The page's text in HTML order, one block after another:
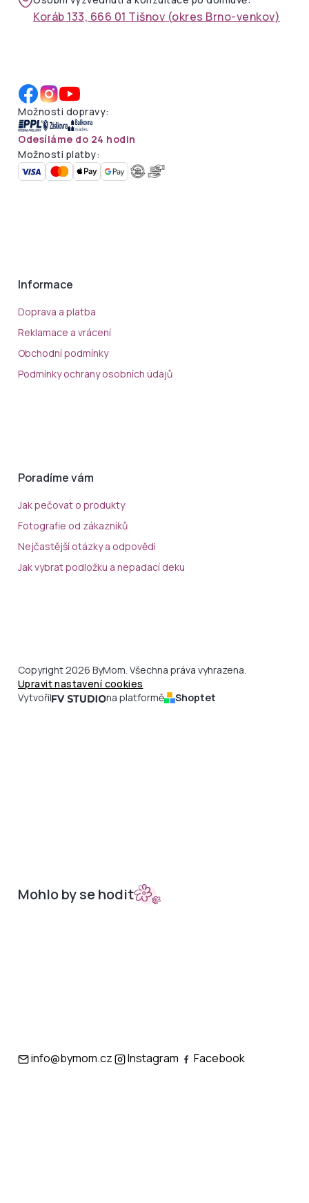
Koráb 133, 666 01 Tišnov (okres Brno-venkov)
Možnosti dopravy:
Odesíláme do 24 hodin
Možnosti platby:
Informace
Doprava a platba
Reklamace a vrácení
Obchodní podmínky
Podmínky ochrany osobních údajů
Poradíme vám
Jak pečovat o produkty
Fotografie od zákazníků
Nejčastější otázky a odpovědi
Jak vybrat podložku a nepadací deku
Copyright 2026 ByMom. Všechna práva vyhrazena.
Upravit nastavení cookies
Vytvořil
na platformě Shoptet
Mohlo by se hodit
Sety do kočárků Podložky
Nepadací deky Doplňky
Bambusová kolekce Merino podložky
info@bymom.cz Instagram Facebook